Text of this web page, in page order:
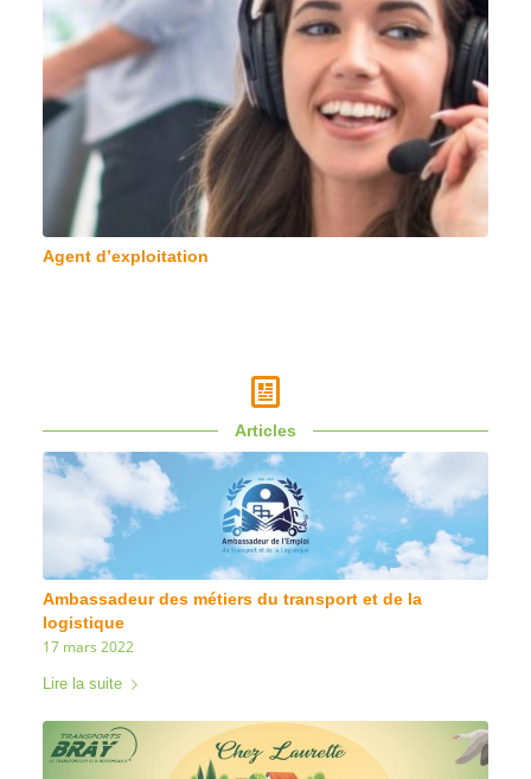
Agent d’exploitation
Articles
Ambassadeur des métiers du transport et de la
logistique
17 mars 2022
Lire la suite